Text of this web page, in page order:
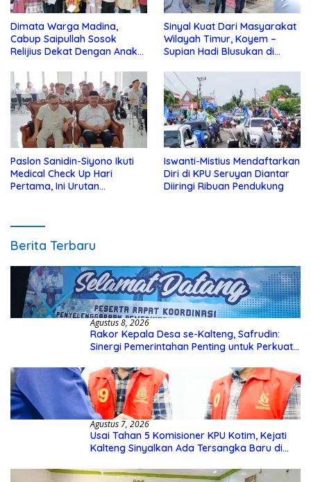
Dimata Warga Madina,
Cabup Saipullah Sosok
Relijius Dekat Dengan Anak
Sinyal Kuat Dari Masyarakat
Wilayah Timur, Koyem –
Supian Hadi Blusukan di
Paslon Sanidin-Siyono Ikuti
Medical Check Up Hari
Pertama, Ini Urutan
Iswanti-Mistius Mendaftarkan
Diri di KPU Seruyan Diantar
Diiringi Ribuan Pendukung
Berita Terbaru
Agustus 8, 2026
Rakor Kepala Desa se-Kalteng, Safrudin:
Sinergi Pemerintahan Penting untuk Perkuat
Agustus 7, 2026
Usai Tahan 5 Komisioner KPU Kotim, Kejati
Kalteng Sinyalkan Ada Tersangka Baru di